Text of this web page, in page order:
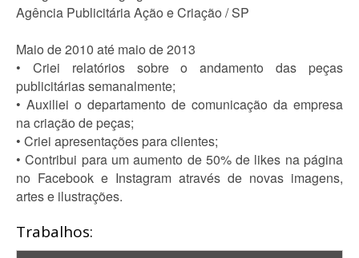
Agência Publicitária Ação e Criação / SP
Maio de 2010 até maio de 2013
• Criei relatórios sobre o andamento das peças
publicitárias semanalmente;
• Auxiliei o departamento de comunicação da empresa
na criação de peças;
• Criei apresentações para clientes;
• Contribui para um aumento de 50% de likes na página
no Facebook e Instagram através de novas imagens,
artes e ilustrações.
Trabalhos: